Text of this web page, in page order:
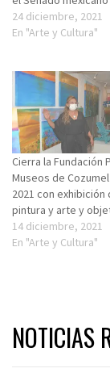
24 diciembre, 2021
En "Arte y Cultura"
Cierra la Fundación
Museos de
2021 con exhibición
pintura y arte y
14 diciembre, 2021
En "Arte y Cultura"
NOTICIAS